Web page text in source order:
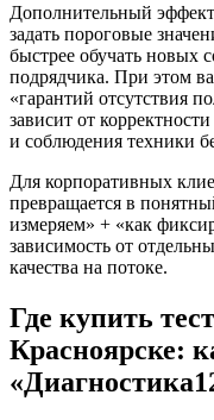
Дополнительный
задать пороговые
быстрее обучать новых
подрядчика. При этом
«гарантий отсутствия
зависит от
и соблюдения техники
Для корпоративных
превращается в
измеряем» + «как
зависимость от
качества на потоке.
Где купить
Красноярске: